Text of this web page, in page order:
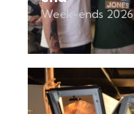
Week-ends 2026